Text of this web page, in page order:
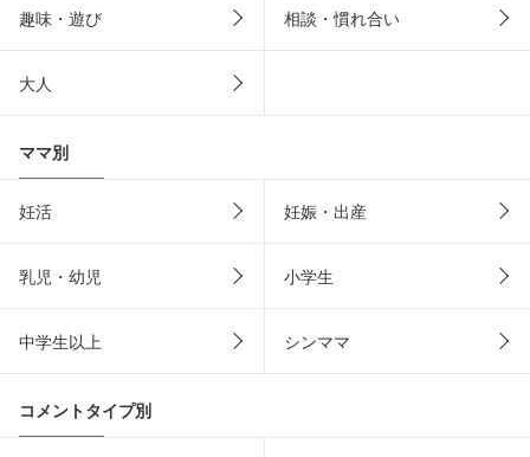
趣味・遊び 相談・慣れ合い
大人
ママ別
妊活 妊娠・出産
乳児・幼児 小学生
中学生以上 シンママ
コメントタイプ別